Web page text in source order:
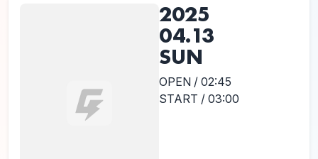
2025
04.13
SUN
OPEN / 02:45
START / 03:00